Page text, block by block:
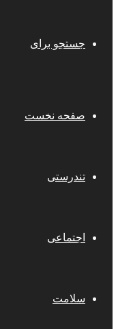
جستجو برای
صفحه نخست
تندرستی
اجتماعی
سلامت